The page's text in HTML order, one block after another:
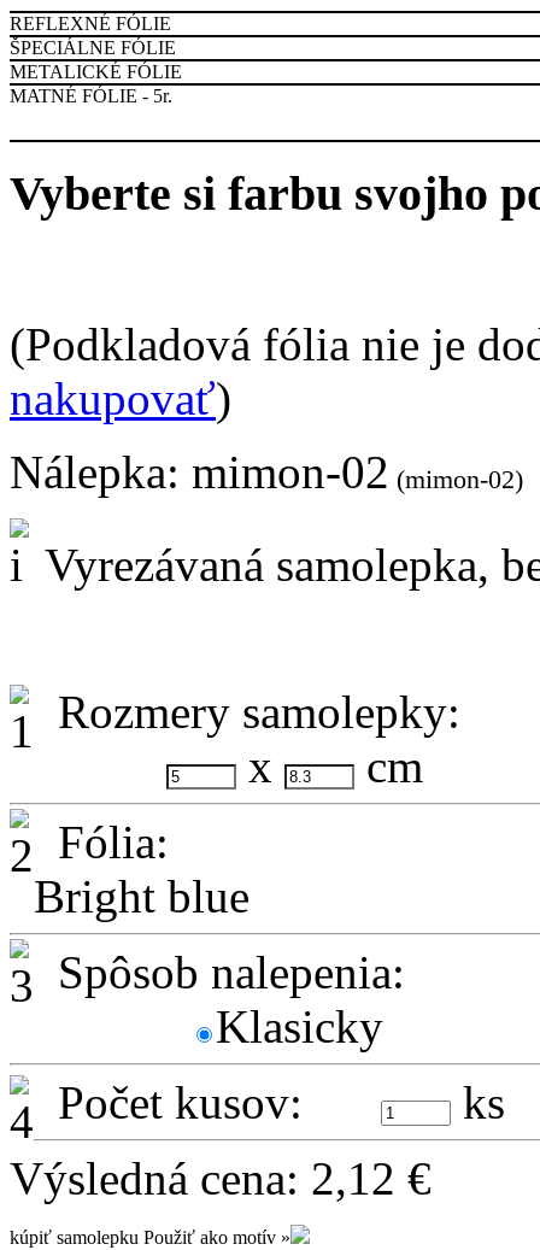
REFLEXNÉ FÓLIE
ŠPECIÁLNE FÓLIE
METALICKÉ FÓLIE
MATNÉ FÓLIE - 5r.
Vyberte si farbu svojho
(Podkladová fólia nie je
nakupovať)
Nálepka: mimon-02 (mimon-02)
Vyrezávaná samolepka,
Rozmery samolepky:
x
cm
Fólia:
Bright blue
Spôsob nalepenia:
Klasicky
Počet kusov:
ks
Výsledná cena: 2,12 €
kúpiť samolepku Použiť ako motív »